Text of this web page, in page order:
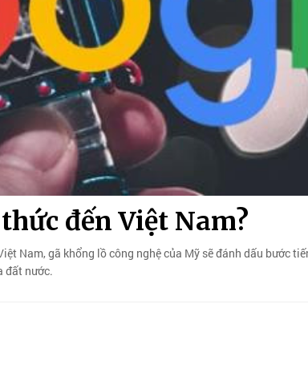
đến Việt Nam?
Nam, gã khổng lồ công nghệ của Mỹ sẽ đánh dấu bước
đất nước.